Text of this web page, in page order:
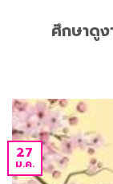
ศึกษาดู
27
ม.ค.